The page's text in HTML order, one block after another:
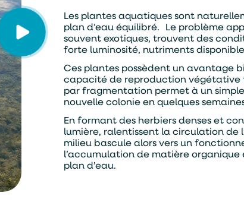
Les plantes aquatiques sont
plan d’eau équilibré. Le problème
souvent exotiques, trouvent des
forte luminosité, nutriments
Ces plantes possèdent un avantage
capacité de reproduction
par fragmentation permet à un
nouvelle colonie en quelques
En formant des herbiers denses et
lumière, ralentissent la circulation de
milieu bascule alors vers un
l’accumulation de matière
plan d’eau.